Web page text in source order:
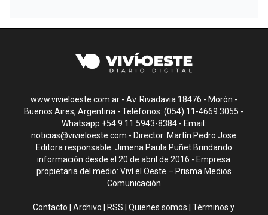
www.vivieloeste.com.ar - Av. Rivadavia 18476 - Morón -
Buenos Aires, Argentina - Teléfonos: (054) 11-4669.3055 -
Whatsapp:+54 9 11 5943-8384 - Email:
noticias@vivieloeste.com - Director: Martín Pedro Jose
Editora responsable: Jimena Paula Puñet Brindando
información desde el 20 de abril de 2016 - Empresa
propietaria del medio: Viví el Oeste – Prisma Medios
Comunicación
Contacto |Archivo RSS |Quienes somos |Términos y